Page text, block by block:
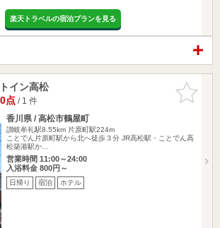
楽天トラベルの宿泊プランを見る
お気に入
りに追加
イン高松
点/ 1 件
香川県 / 高松市鶴屋町
讃岐牟礼駅8.55km 片原町駅224m
ことでん片原町駅から北へ徒歩３分 JR高松駅・ことでん高
松築港駅か…
営業時間 11:00～24:00
入浴料金 800円～
日帰り 宿泊 ホテル